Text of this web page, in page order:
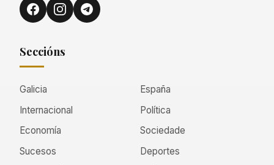
Seccións
Galicia
España
Internacional
Política
Economía
Sociedade
Sucesos
Deportes